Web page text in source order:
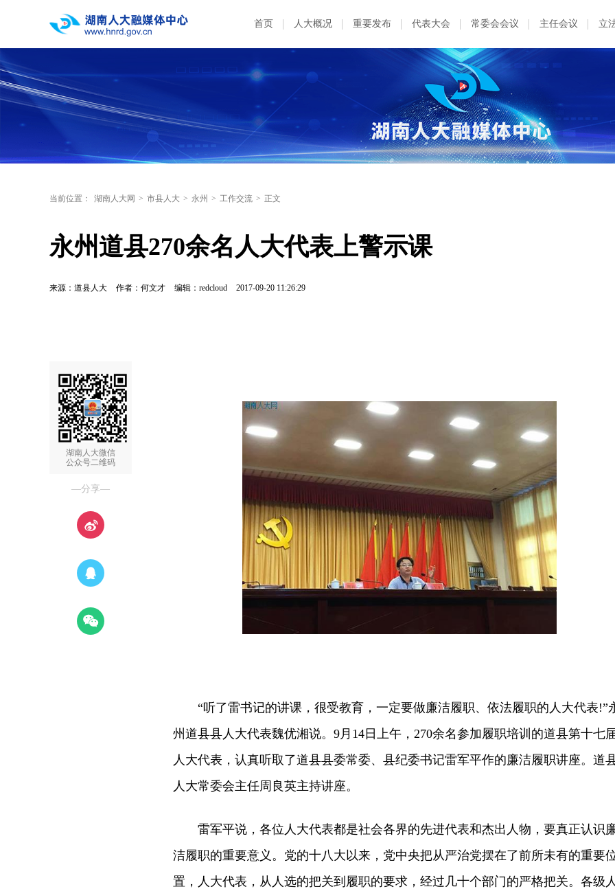
首页 人大概况 重要发布 代表大会 常委会会议 主任会议 立
当前位置： 湖南人大网 > 市县人大 > 永州 > 工作交流 > 正文
永州道县270余名人大代表上警示课
来源：道县人大 作者：何文才 编辑：redcloud 2017-09-20 11:26:29
湖南人大微信
公众号二维码
—分享—
“听了雷书记的讲课，很受教育，一定要做廉洁履职、依法履职的人大代表!”
州道县县人大代表魏优湘说。9月14日上午，270余名参加履职培训的道县第十七
人大代表，认真听取了道县县委常委、县纪委书记雷军平作的廉洁履职讲座。道
人大常委会主任周良英主持讲座。
雷军平说，各位人大代表都是社会各界的先进代表和杰出人物，要真正认识
洁履职的重要意义。党的十八大以来，党中央把从严治党摆在了前所未有的重要
置，人大代表，从人选的把关到履职的要求，经过几十个部门的严格把关。各级人